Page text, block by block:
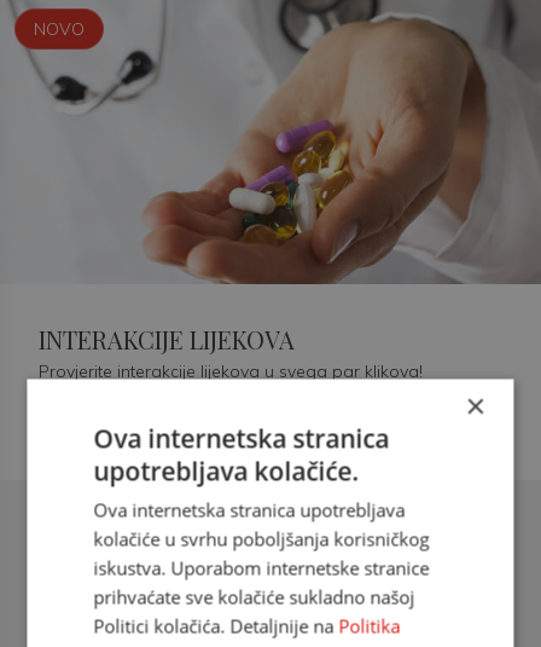
Šećerna bolest tip 2 = kardiovaskularna
doc. dr. sc. Višnja Kokić Maleš,
dr.med., specijalististica
NOVO
INTERAKCIJE LIJEKOVA
Provjerite interakcije lijekova u svega par klikova!
×
Ova internetska stranica
upotrebljava kolačiće.
Ova internetska stranica upotrebljava
kolačiće u svrhu poboljšanja korisničkog
iskustva. Uporabom internetske stranice
prihvaćate sve kolačiće sukladno našoj
Politici kolačića. Detaljnije na Politika